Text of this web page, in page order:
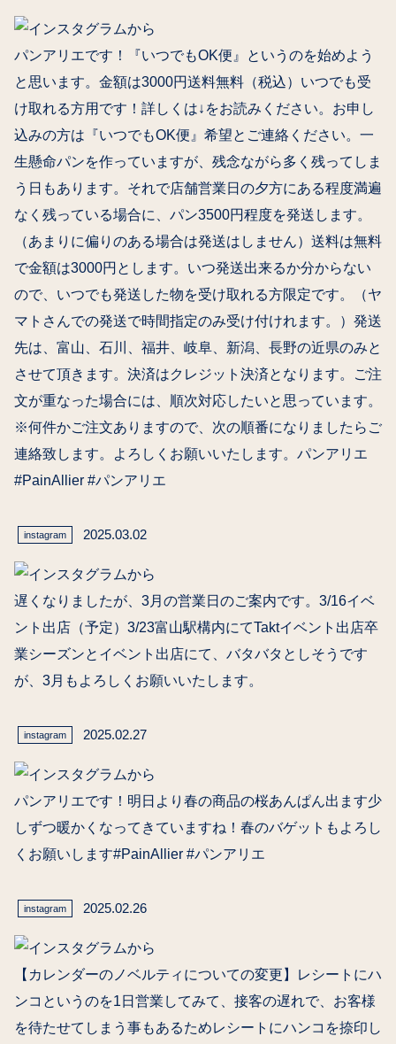
パンアリエです！『いつでもOK便』というのを始めよう
と思います。金額は3000円送料無料（税込）いつでも受
け取れる方用です！詳しくは↓をお読みください。お申し
込みの方は『いつでもOK便』希望とご連絡ください。一
生懸命パンを作っていますが、残念ながら多く残ってしま
う日もあります。それで店舗営業日の夕方にある程度満遍
なく残っている場合に、パン3500円程度を発送します。
（あまりに偏りのある場合は発送はしません）送料は無料
で金額は3000円とします。いつ発送出来るか分からない
ので、いつでも発送した物を受け取れる方限定です。（ヤ
マトさんでの発送で時間指定のみ受け付けれます。）発送
先は、富山、石川、福井、岐阜、新潟、長野の近県のみと
させて頂きます。決済はクレジット決済となります。ご注
文が重なった場合には、順次対応したいと思っています。
※何件かご注文ありますので、次の順番になりましたらご
連絡致します。よろしくお願いいたします。パンアリエ
#PainAllier #パンアリエ
instagram 2025.03.02
遅くなりましたが、3月の営業日のご案内です。3/16イベ
ント出店（予定）3/23富山駅構内にてTaktイベント出店卒
業シーズンとイベント出店にて、バタバタとしそうです
が、3月もよろしくお願いいたします。
instagram 2025.02.27
パンアリエです！明日より春の商品の桜あんぱん出ます少
しずつ暖かくなってきていますね！春のバゲットもよろし
くお願いします️#PainAllier #パンアリエ
instagram 2025.02.26
【カレンダーのノベルティについての変更】レシートにハ
ンコというのを1日営業してみて、接客の遅れで、お客様
を待たせてしまう事もあるためレシートにハンコを捺印し